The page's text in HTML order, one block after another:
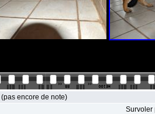
(pas encore de note)
Survoler